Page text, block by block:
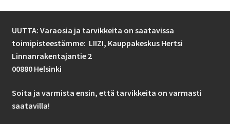
UUTTA: Varaosia ja tarvikkeita on saatavissa
toimipisteestämme: LIIZI, Kauppakeskus Hertsi
Linnanrakentajantie 2
00880 Helsinki
Soita ja varmista ensin, että tarvikkeita on varmasti
saatavilla!